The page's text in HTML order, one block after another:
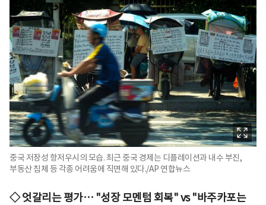
중국 저장성 항저우시의 모습. 최근 중국 경제는 디플레이션과 내수 부진,
부동산 침체 등 각종 어려움에 직면해 있다./AP 연합뉴스
◇ 엇갈리는 평가… "성장 모멘텀 회복" vs "바주카포는